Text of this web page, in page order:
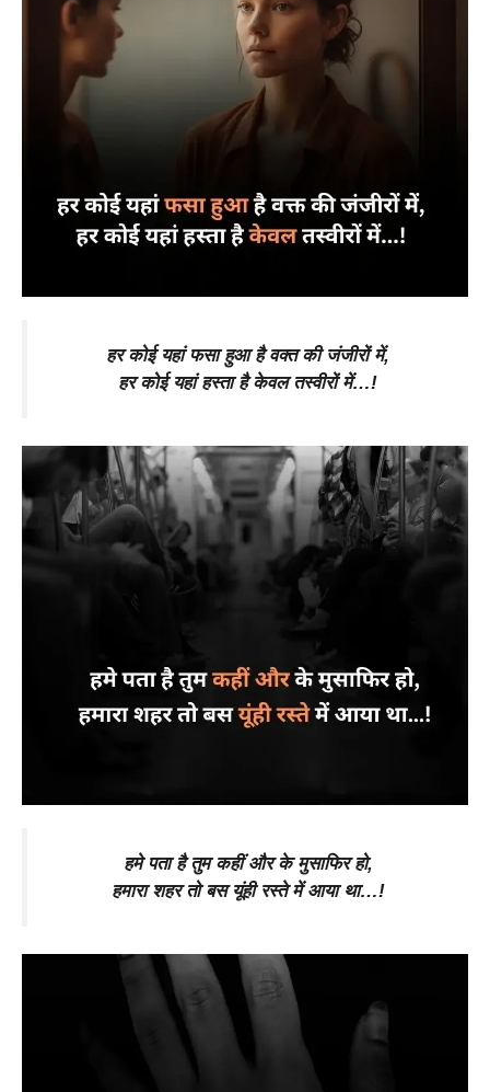
हर कोई यहां फसा हुआ है वक्त की जंजीरों में,
हर कोई यहां हस्ता है केवल तस्वीरों में…!
हमे पता है तुम कहीं और के मुसाफिर हो,
हमारा शहर तो बस यूंही रस्ते में आया था…!